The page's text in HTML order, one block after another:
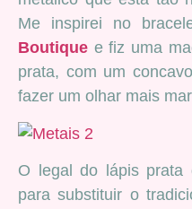
Me inspirei no
Boutique e fiz uma
prata, com um
fazer um olhar mais
O legal do lápis prata
para substituir o